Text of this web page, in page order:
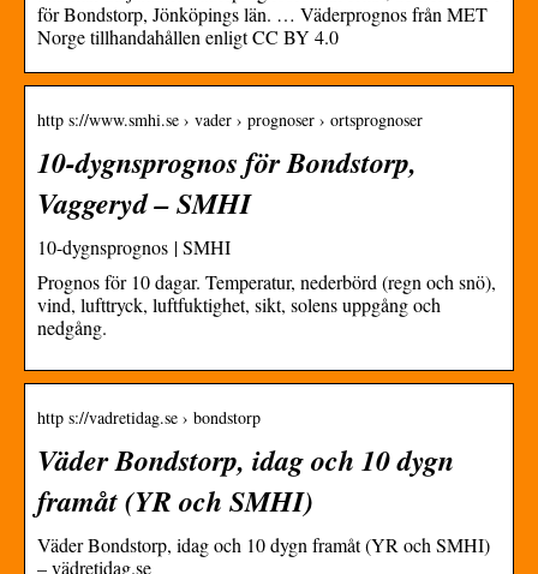
för Bondstorp, Jönköpings län. … Väderprognos från MET
Norge tillhandahållen enligt CC BY 4.0
http s://www.smhi.se › vader › prognoser › ortsprognoser
10-dygnsprognos för Bondstorp,
Vaggeryd – SMHI
10-dygnsprognos | SMHI
Prognos för 10 dagar. Temperatur, nederbörd (regn och snö),
vind, lufttryck, luftfuktighet, sikt, solens uppgång och
nedgång.
http s://vadretidag.se › bondstorp
Väder Bondstorp, idag och 10 dygn
framåt (YR och SMHI)
Väder Bondstorp, idag och 10 dygn framåt (YR och SMHI)
– vädretidag.se